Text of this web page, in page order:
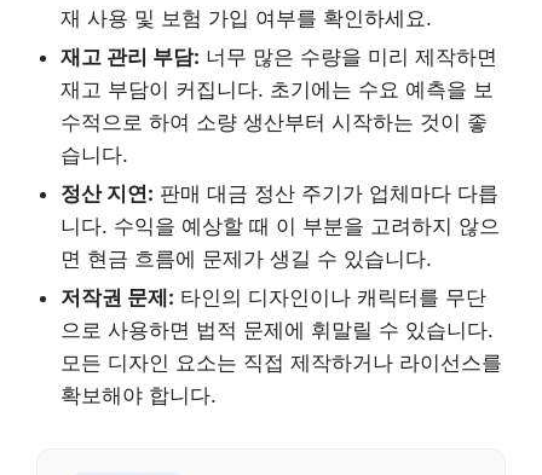
재 사용 및 보험 가입 여부를 확인하세요.
재고 관리 부담: 너무 많은 수량을 미리 제작하면
재고 부담이 커집니다. 초기에는 수요 예측을 보
수적으로 하여 소량 생산부터 시작하는 것이 좋
습니다.
정산 지연: 판매 대금 정산 주기가 업체마다 다릅
니다. 수익을 예상할 때 이 부분을 고려하지 않으
면 현금 흐름에 문제가 생길 수 있습니다.
저작권 문제: 타인의 디자인이나 캐릭터를 무단
으로 사용하면 법적 문제에 휘말릴 수 있습니다.
모든 디자인 요소는 직접 제작하거나 라이선스를
확보해야 합니다.